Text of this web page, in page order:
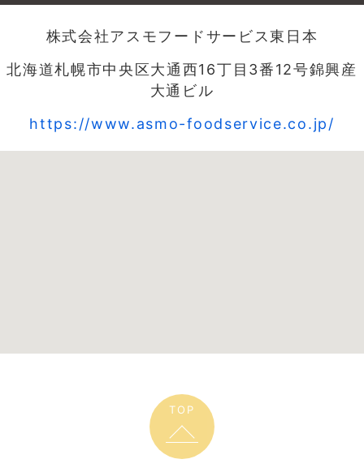
株式会社アスモフードサービス東日本
北海道札幌市中央区大通西16丁目3番12号錦興産
大通ビル
https://www.asmo-foodservice.co.jp/
TOP